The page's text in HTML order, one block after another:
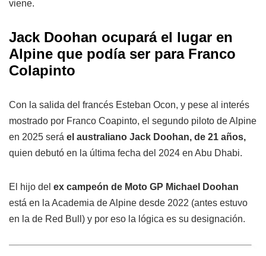
viene.
Jack Doohan ocupará el lugar en
Alpine que podía ser para Franco
Colapinto
Con la salida del francés Esteban Ocon, y pese al interés
mostrado por Franco Coapinto, el segundo piloto de Alpine
en 2025 será el australiano Jack Doohan, de 21 años,
quien debutó en la última fecha del 2024 en Abu Dhabi.
El hijo del ex campeón de Moto GP Michael Doohan
está en la Academia de Alpine desde 2022 (antes estuvo
en la de Red Bull) y por eso la lógica es su designación.